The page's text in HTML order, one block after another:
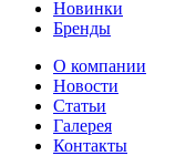
Новинки
Бренды
О компании
Новости
Статьи
Галерея
Контакты